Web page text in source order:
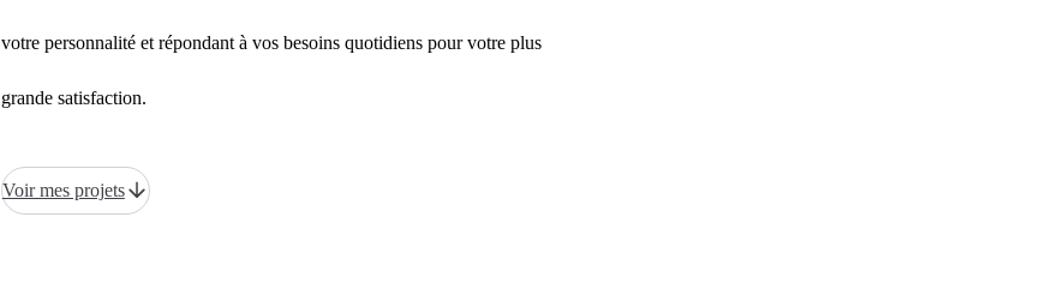
votre personnalité et répondant à vos besoins quotidiens pour votre plus
grande satisfaction.
Voir mes projets